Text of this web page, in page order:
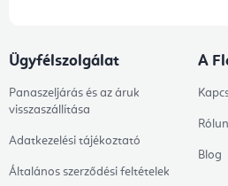
Ügyfélszolgálat
Panaszeljárás és az áruk
visszaszállítása
Adatkezelési tájékoztató
Általános szerződési feltételek
A
Blog